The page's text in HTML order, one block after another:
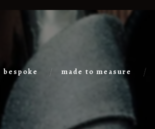
bespoke made to measure